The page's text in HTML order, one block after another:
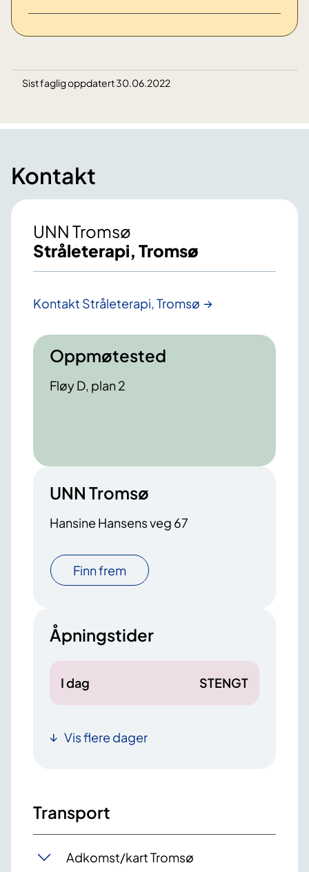
Sist faglig oppdatert 30.06.2022
Kontakt
UNN Tromsø
Stråleterapi, Tromsø
Kontakt Stråleterapi, Tromsø
Oppmøtested
Fløy D, plan 2
UNN Tromsø
Hansine Hansens veg 67
Finn frem
Åpningstider
I dag STENGT
Vis flere dager
Transport
Adkomst/kart Tromsø